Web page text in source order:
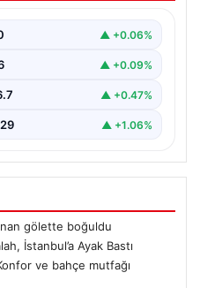
basın▲ +0.06%
▲ +0.09%
▲ +0.47%
▲ +1.06%
gölette boğuldu
İstanbul’a Ayak Bastı
ve bahçe mutfağı